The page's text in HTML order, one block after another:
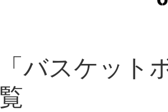
「バスケット
覧